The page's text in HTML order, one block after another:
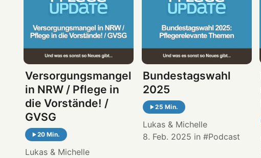
Versorgungsmangel
in NRW / Pflege in
die Vorstände! /
GVSG
20 Min.
Lukas& Michelle
Bundestagswahl
2025
25 Min.
Lukas & Michelle
8. Feb. 2025 in Podcast